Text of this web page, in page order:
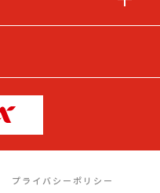
プライバシーポリシー